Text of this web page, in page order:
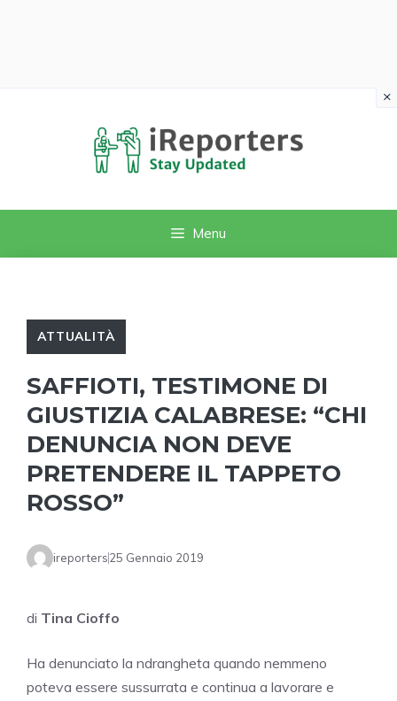
Menu
ATTUALITÀ
SAFFIOTI, TESTIMONE DI
GIUSTIZIA CALABRESE: “CHI
DENUNCIA NON DEVE
PRETENDERE IL TAPPETO
ROSSO”
ireporters25 Gennaio 2019
di Tina Cioffo
Ha denunciato la ndrangheta quando nemmeno
poteva essere sussurrata e continua a lavorare e
×